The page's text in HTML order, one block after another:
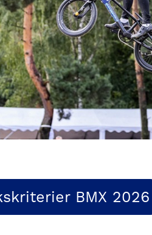
BMX 2026